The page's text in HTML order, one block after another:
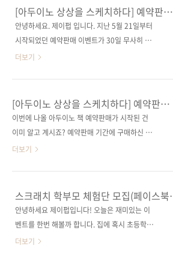
니다. 그럼 당첨자를 발표하겠습니다. 박상준
ju******@gmail.com 정광자
ru*******@naver.com 김연호
ya*****@dmts..
소통해 왔습니다. 단군 이래 최대의 불황이라는
2010년대 대한민국 출판계에서 망하지 않고 버
틴 5년이란 시간을 자축하는 한편, 그동안 제이
그마한 선물 이벤트를 준히하였습니다. 이름하
여 "책으로 배운 코딩이 때깔도 좋다" 이벤트는
구매 이벤트두 번째는 리뷰 이벤트 온오프라인
에서 제이펍 도서를 구매하시고 영수증을 찍은
사진 혹은 캡처 이미지를 보내시거나, 온라인에
서 리뷰를 작성하신 후 링크..
[아두이노 상상을 스케치하다] 예약판매
이벤트 당첨자 발표
안녕하세요. 제이펍 입니다. 지난 5월 21일부터
시작되었던 예약판매 이벤트가 30일 무사히 마
감되었습니다. 많이 성원해 주셨음에도 불구하
분들이 그렇게 많지 않았습니다. 다음에는 좀 더
쉽고 재밌는 이벤트를 할 수 있도록 준비해 보겠
습니다! 이제부터 당첨자를 발표하고자 합니다.
고자 공정하게 사다리 타기를 했습니다! 포털사
이트 다음에서 사다리게임으로 검색하면 나오는
순서대로, 결과는 완제품-DIY의 순서로 나열하
여 진행하였습니다. 그 결과... 두구두구두구! 당
첨되신 분들 축하합니다! 배송을 위해서 정보를
아래 공간에 입력을 ..
더보기
[아두이노 상상을 스케치하다] 예약판매
이벤트
이번에 나올 아두이노 책 예약판매가 시작된 건
이미 알고 계시죠? 예약판매 기간에 구매하신 분
중 10분께 아두이노 호환 보드를 드리는 이벤트
제공해 주신 아두이노 호환 보드 키트를 추첨하
여 드릴 예정이니 많은 응모를 부탁합니다. # 응
모 기간 : 2014-05-21 ~ 2014-05-30 # 당첨
얼 업로더 (5명) DIY 조립용 호환 보드 + USB
더보기
스크래치 학부모 체험단 모집(페이스북
이벤트)
안녕하세요 제이펍입니다! 오늘은 재미있는 이
벤트를 한번 해볼까 합니다. 집에 혹시 초등학교
고학년 아이들이 있는 부모님들 계신가요? 지난
더보기